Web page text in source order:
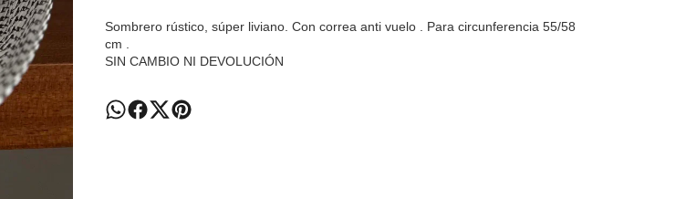
Sombrero rústico, súper liviano. Con correa anti vuelo . Para circunferencia 55/58
cm .
SIN CAMBIO NI DEVOLUCIÓN